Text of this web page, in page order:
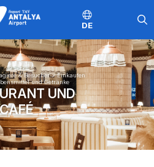
DE
& Besucher>Einkaufen
und Getränke
UND
CAFÉ